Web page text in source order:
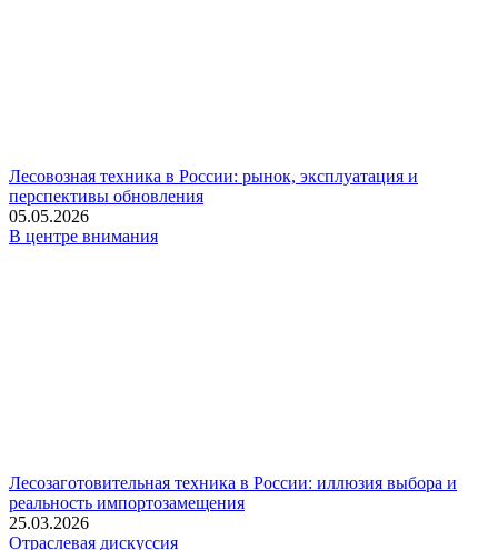
Лесовозная техника в России: рынок, эксплуатация и
перспективы обновления
05.05.2026
В центре внимания
Лесозаготовительная техника в России: иллюзия выбора и
реальность импортозамещения
25.03.2026
Отраслевая дискуссия